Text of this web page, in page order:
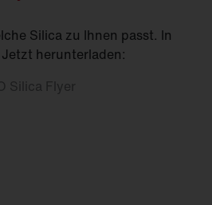
Silica zu Ihnen passt. In
herunterladen:
Silica Flyer